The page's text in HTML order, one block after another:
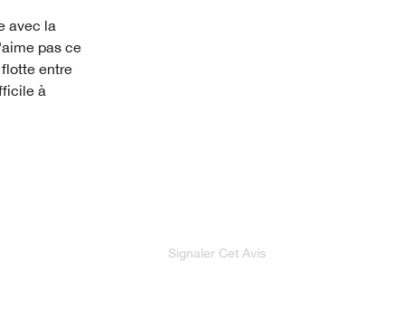
avec la
pas ce
entre
à
Signaler Cet Avis